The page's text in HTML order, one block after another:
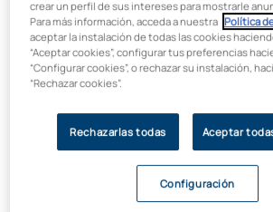
como el COVID-19, el trabajo que se
tiene una utilidad clara y tangible.
Esta conexión entre conocimiento y
genera una sensación de propósito difícil
otras disciplinas. Saber que lo que haces
impacto positivo en la sociedad añade un
ético muy significativo a la carrera
Un legado a largo plazo
crear un perfil de sus intereses para mostrarle
Para más información, acceda a nuestra Política
aceptar la instalación de todas las cookies
“Aceptar cookies”, configurar tus preferencias
“Configurar cookies”, o rechazar su instalación,
“Rechazar cookies”.
Rechazarlas todas Aceptar
Configuración